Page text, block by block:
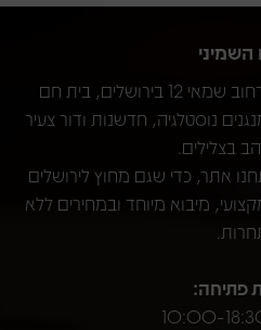
השמיני
חנות תקליטים מיתולוגית ברחוב שמאי 12 בירושלים, בית חם
נוסטלגיה, חדשנות ודור צעיר
בצלילים.
אתר, כדי שגם מחוץ לירושלים
מיבוא מיוחד ובמחירים ללא
פתיחה: